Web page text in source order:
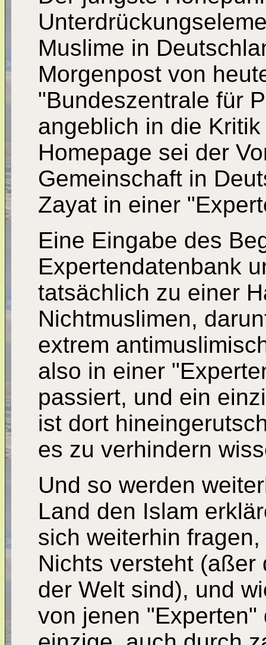
Muslime in
Morgenpost von
"Bundeszentrale für
angeblich in die
Homepage sei der
Gemeinschaft in
Zayat in einer
Eine Eingabe des
Expertendatenbank
tatsächlich zu einer
Nichtmuslimen,
extrem
also in einer
passiert, und ein
ist dort
es zu verhindern
Und so werden
Land den Islam
sich weiterhin
Nichts versteht
der Welt sind), und
von jenen